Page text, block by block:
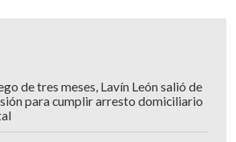
de tres meses, Lavín León salió de
para cumplir arresto domiciliario